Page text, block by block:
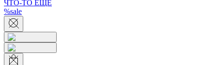
ЧТО-ТО ЕЩЁ
%sale